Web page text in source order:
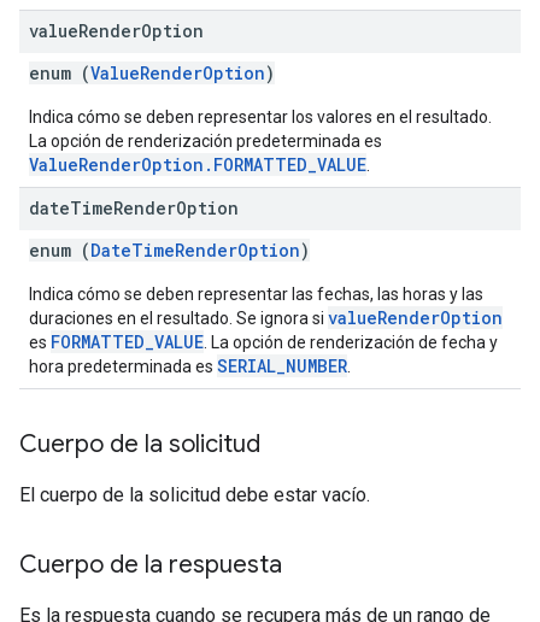
valueRenderOption
enum (ValueRenderOption)
Indica cómo se deben representar los valores en el resultado.
La opción de renderización predeterminada es
ValueRenderOption.FORMATTED_VALUE
dateTimeRenderOption
enum (DateTimeRenderOption)
Indica cómo se deben representar las fechas, las horas y las
duraciones en el resultado. Se ignora si valueRenderOption
es FORMATTED_VALUE . La opción de renderización de fecha y
hora predeterminada es SERIAL_NUMBER
Cuerpo de la solicitud
El cuerpo de la solicitud debe estar vacío.
Cuerpo de la respuesta
Es la respuesta cuando se recupera más de un rango de